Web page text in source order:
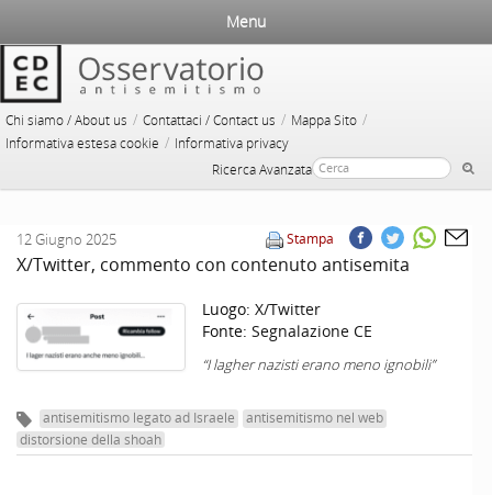
Chi siamo / About us / Contattaci / Contact us / Mappa Sito /
Informativa estesa cookie / Informativa privacy
Ricerca Avanzata
Menu
Stampa
12 Giugno 2025
X/Twitter, commento con contenuto antisemita
Luogo: X/Twitter
Fonte: Segnalazione CE
“I lagher nazisti erano meno ignobili”
antisemitismo legato ad Israele
antisemitismo nel web
distorsione della shoah